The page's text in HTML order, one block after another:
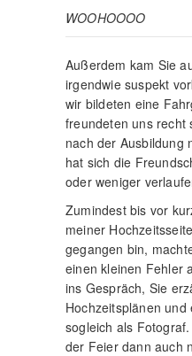
WOOHOOOO
Außerdem kam Sie
irgendwie suspekt
wir bildeten eine
freundeten uns recht
nach der Ausbildung
hat sich die
oder weniger
Zumindest bis vor
meiner
gegangen bin,
einen kleinen Fehler
ins Gespräch, Sie
Hochzeitsplänen und
sogleich als
der Feier dann auch